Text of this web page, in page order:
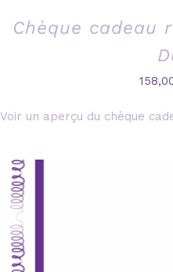
Chèque cadeau
Voir un aperçu du chèque